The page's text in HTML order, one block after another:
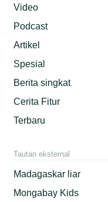
Video
Podcast
Artikel
Spesial
Berita singkat
Cerita Fitur
Terbaru
Tautan eksternal
Madagaskar liar
Mongabay Kids